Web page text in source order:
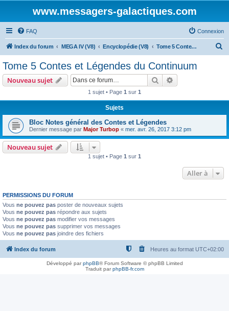
www.messagers-galactiques.com
FAQ Connexion
Index du forum MEGA IV (V8) Encyclopédie (V8) Tome 5 Contes et Légendes du Continuum
Tome 5 Contes et Légendes du Continuum
Nouveau sujet Rechercher
1 sujet • Page 1 sur 1
Sujets
Bloc Notes général des Contes et Légendes
Dernier message par Major Turbop « mer. avr. 26, 2017 3:12 pm
Nouveau sujet
1 sujet • Page 1 sur 1
Aller à
PERMISSIONS DU FORUM
Vous ne pouvez pas poster de nouveaux sujets
Vous ne pouvez pas répondre aux sujets
Vous ne pouvez pas modifier vos messages
Vous ne pouvez pas supprimer vos messages
Vous ne pouvez pas joindre des fichiers
Index du forum Heures au format UTC+02:00
Développé parphpBB® Forum Software © phpBB Limited
Traduit parphpBB-fr.com